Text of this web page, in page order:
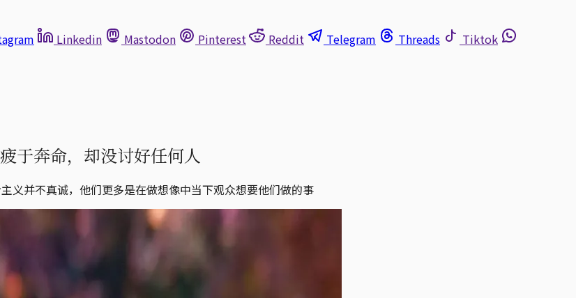
Linkedin Mastodon Pinterest Reddit Telegram Threads
Tiktok
于奔命，却没讨好任何人
义并不真诚，他们更多是在做想像中当下观众想要他们做的事